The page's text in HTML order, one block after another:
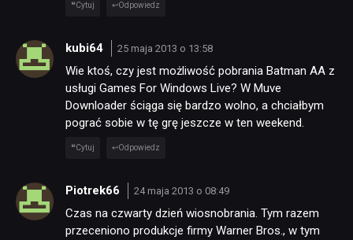
Cytuj Odpowiedz
kubi64 25 maja 2013 o 13:58
Wie ktoś, czy jest możliwość pobrania Batman AA z
usługi Games For Windows Live? W Muve
Downloader ściąga się bardzo wolno, a chciałbym
pograć sobie w tę grę jeszcze w ten weekend.
Cytuj Odpowiedz
Piotrek66 24 maja 2013 o 08:49
Czas na czwarty dzień wiosnobrania. Tym razem
przeceniono produkcje firmy Warner Bros., w tym